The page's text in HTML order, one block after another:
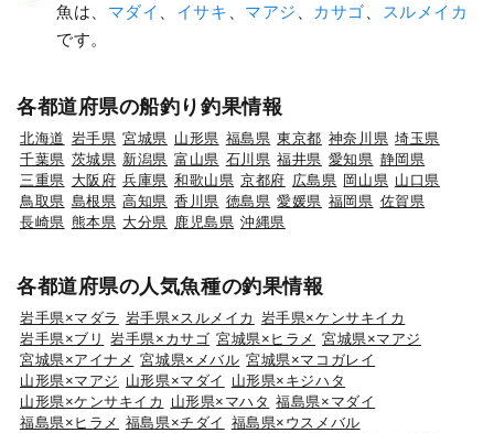
魚は、 マダイ イサキ マアジ カサゴ
スルメイカ
です。
各都道府県の船釣り釣果情報
北海道 岩手県 宮城県 山形県 福島県 東京都 神奈川県 埼玉県
千葉県 茨城県 新潟県 富山県 石川県 福井県 愛知県 静岡県
三重県 大阪府 兵庫県 和歌山県 京都府 広島県 岡山県 山口県
鳥取県 島根県 高知県 香川県 徳島県 愛媛県 福岡県 佐賀県
長崎県 熊本県 大分県 鹿児島県 沖縄県
各都道府県の人気魚種の釣果情報
岩手県×マダラ 岩手県×スルメイカ 岩手県×ケンサキイカ
岩手県×ブリ
岩手県×カサゴ 宮城県×ヒラメ
宮城県×マアジ
宮城県×アイナメ 宮城県×メバル 宮城県×マコガレイ
山形県×マアジ 山形県×マダイ
山形県×キジハタ
山形県×ケンサキイカ
山形県×マハタ 福島県×マダイ
福島県×ヒラメ 福島県×チダイ 福島県×ウスメバル